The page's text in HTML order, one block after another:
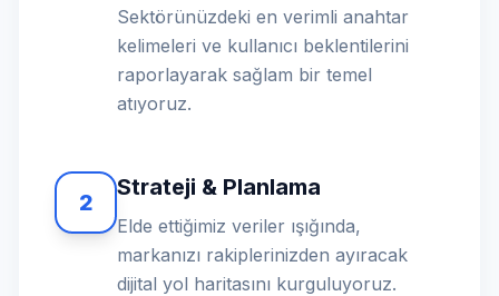
Sektörünüzdeki en verimli anahtar
kelimeleri ve kullanıcı beklentilerini
raporlayarak sağlam bir temel
atıyoruz.
2
Strateji & Planlama
Elde ettiğimiz veriler ışığında,
markanızı rakiplerinizden ayıracak
dijital yol haritasını kurguluyoruz.